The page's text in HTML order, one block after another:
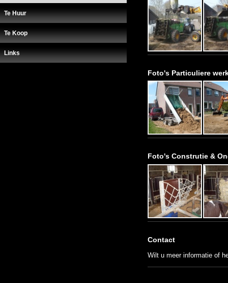
Te Huur
Te Koop
Links
Foto's Particuliere
Foto's Construtie &
Contact
Wilt u meer informatie of